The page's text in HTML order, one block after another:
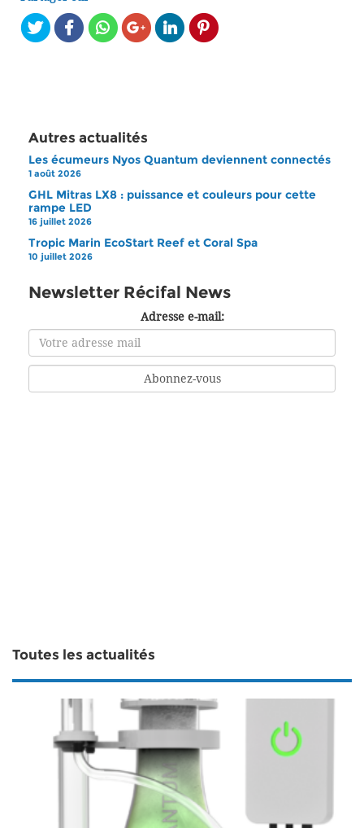
Autres actualités
Les écumeurs Nyos Quantum deviennent connectés
1 août 2026
GHL Mitras LX8 : puissance et couleurs pour cette
rampe LED
16 juillet 2026
Tropic Marin EcoStart Reef et Coral Spa
10 juillet 2026
Newsletter Récifal News
Adresse e-mail:
Toutes les actualités